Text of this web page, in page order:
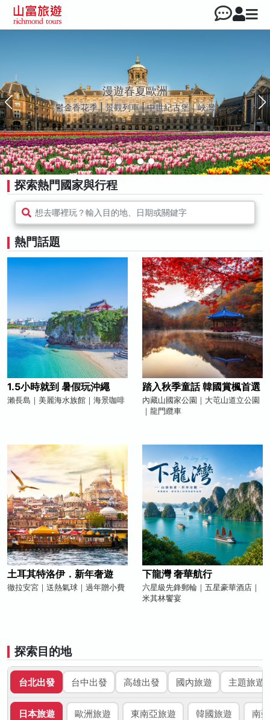
越南 • 越來越好玩
河內｜峴港｜胡志明市｜富國島
探索熱門國家與行程
想去哪裡玩？輸入目的地、日期或關鍵字
熱門話題
1.5小時就到 暑假玩沖繩
瀨長島｜美麗海水族館｜海景咖啡
踏入秋季童話 韓國賞楓首選
內藏山國家公園｜大芚山道立公園
｜龍門纜車
土耳其特洛伊．新年奢遊
徹拉安宮｜送熱氣球｜過年贈小費
下龍灣 奢華航行
六星級先鋒郵輪｜五星豪華酒店｜
米其林饗宴
探索目的地
台北出發 台中出發 高雄出發 國內旅遊 主題旅遊
日本旅遊 歐洲旅遊 東南亞旅遊 韓國旅遊 南